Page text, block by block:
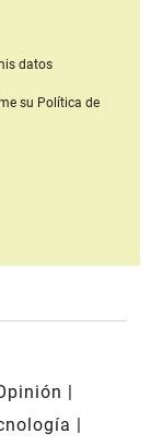
datos
su Política de